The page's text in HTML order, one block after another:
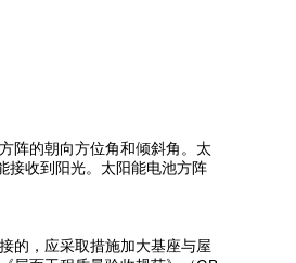
阵的朝向方位角和倾斜角。太
接收到阳光。太阳能电池方阵
的，应采取措施加大基座与屋